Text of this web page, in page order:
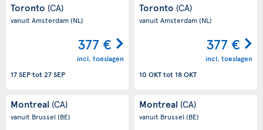
Toronto (CA)
vanuit Amsterdam(NL)
377 €
incl. toeslagen
17 SEPtot 27 SEP
Toronto (CA)
vanuit Amsterdam(NL)
377 €
incl. toeslagen
10 OKTtot 18 OKT
Montreal (CA)
vanuit Brussel(BE)
Montreal (CA)
vanuit Brussel(BE)